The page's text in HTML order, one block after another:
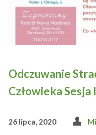
Odczuwanie
Człowieka Sesja
26 lipca, 2020